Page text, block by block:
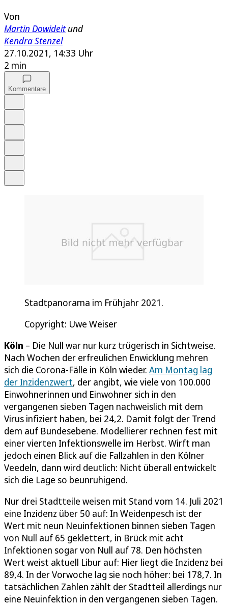
Von
Martin Dowideitund
Kendra Stenzel
27.10.2021, 14:33 Uhr
2 min
Kommentare
Stadtpanorama im Frühjahr 2021.
Copyright: Uwe Weiser
Köln – Die Null war nur kurz trügerisch in Sichtweise.
Nach Wochen der erfreulichen Enwicklung mehren
sich die Corona-Fälle in Köln wieder. Am Montag lag
der Inzidenzwert, der angibt, wie viele von 100.000
Einwohnerinnen und Einwohner sich in den
vergangenen sieben Tagen nachweislich mit dem
Virus infiziert haben, bei 24,2. Damit folgt der Trend
dem auf Bundesebene. Modellierer rechnen fest mit
einer vierten Infektionswelle im Herbst. Wirft man
jedoch einen Blick auf die Fallzahlen in den Kölner
Veedeln, dann wird deutlich: Nicht überall entwickelt
sich die Lage so beunruhigend.
Nur drei Stadtteile weisen mit Stand vom 14. Juli 2021
eine Inzidenz über 50 auf: In Weidenpesch ist der
Wert mit neun Neuinfektionen binnen sieben Tagen
von Null auf 65 geklettert, in Brück mit acht
Infektionen sogar von Null auf 78. Den höchsten
Wert weist aktuell Libur auf: Hier liegt die Inzidenz bei
89,4. In der Vorwoche lag sie noch höher: bei 178,7. In
tatsächlichen Zahlen zählt der Stadtteil allerdings nur
eine Neuinfektion in den vergangenen sieben Tagen.